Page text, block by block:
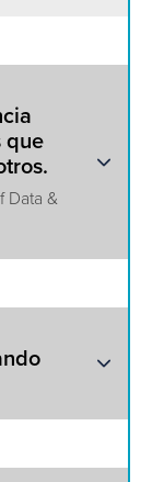
que
Data &